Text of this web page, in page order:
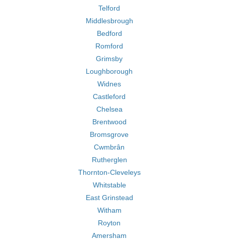
Telford
Middlesbrough
Bedford
Romford
Grimsby
Loughborough
Widnes
Castleford
Chelsea
Brentwood
Bromsgrove
Cwmbrân
Rutherglen
Thornton-Cleveleys
Whitstable
East Grinstead
Witham
Royton
Amersham